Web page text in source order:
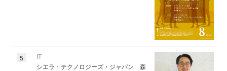
5
IT
シエラ・テクノロジーズ・ジャパン 森